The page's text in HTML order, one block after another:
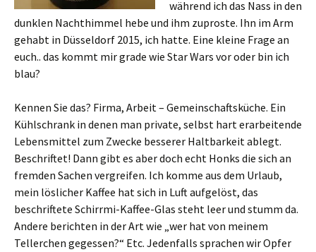
während ich das Nass in den
dunklen Nachthimmel hebe und ihm zuproste. Ihn im Arm
gehabt in Düsseldorf 2015, ich hatte. Eine kleine Frage an
euch.. das kommt mir grade wie Star Wars vor oder bin ich
blau?
Kennen Sie das? Firma, Arbeit – Gemeinschaftsküche. Ein
Kühlschrank in denen man private, selbst hart erarbeitende
Lebensmittel zum Zwecke besserer Haltbarkeit ablegt.
Beschriftet! Dann gibt es aber doch echt Honks die sich an
fremden Sachen vergreifen. Ich komme aus dem Urlaub,
mein löslicher Kaffee hat sich in Luft aufgelöst, das
beschriftete Schirrmi-Kaffee-Glas steht leer und stumm da.
Andere berichten in der Art wie „wer hat von meinem
Tellerchen gegessen?“ Etc. Jedenfalls sprachen wir Opfer